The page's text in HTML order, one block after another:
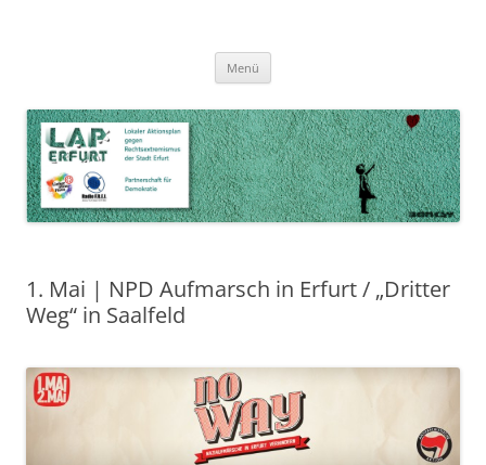
Lokaler Aktionsplan gegen Rechtsextremismus der Stadt Erfurt – Zur
Stärkung der Vielfalt, Toleranz und Demokratie
Menü
1. Mai | NPD Aufmarsch in Erfurt / „Dritter
Weg“ in Saalfeld